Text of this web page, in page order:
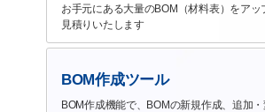
お手元にある大量のBOM（材料表）をア
見積りいたします
BOM作成ツール
BOM作成機能で、BOMの新規作成、追加